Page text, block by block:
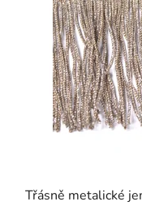
Třásně metalické